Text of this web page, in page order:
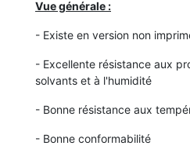
Vue générale :
- Existe en version non
- Excellente résistance aux
solvants et à l'humidité
- Bonne résistance aux
- Bonne conformabilité